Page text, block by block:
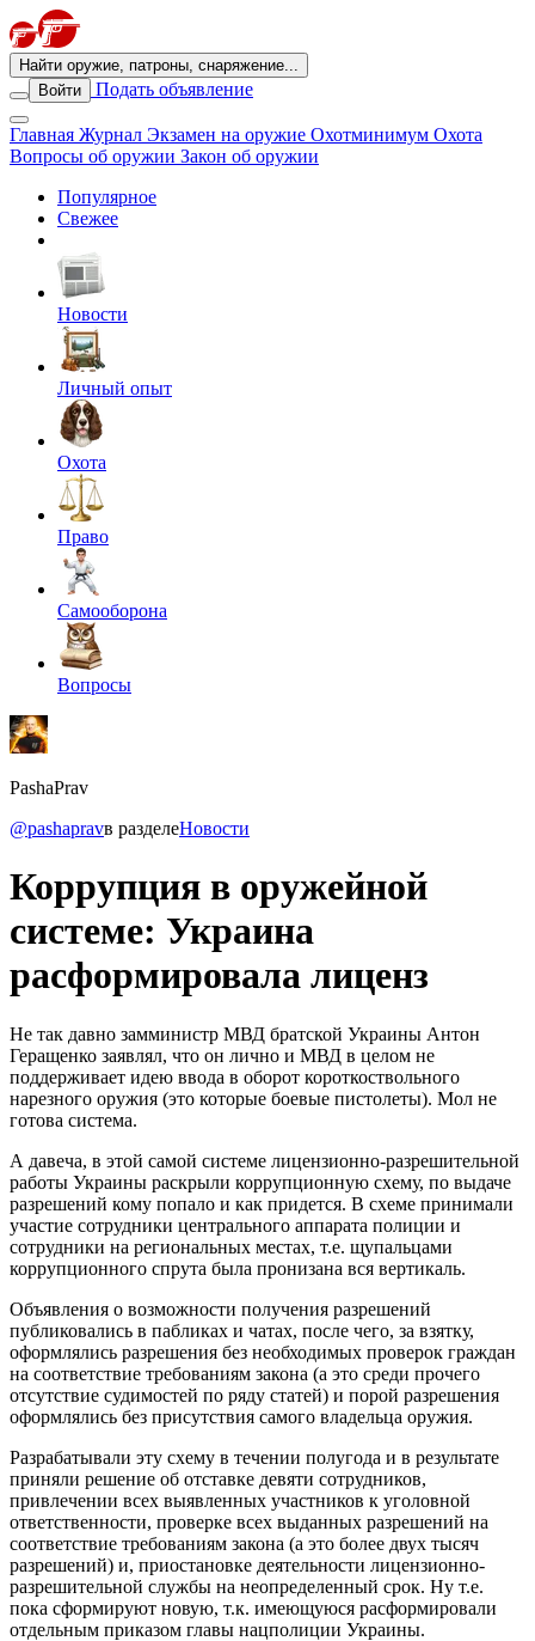
Найти оружие, патроны, снаряжение...
Войти
Подать объявление
Главная Журнал Экзамен на оружие Охотминимум Охота
Вопросы об оружии Закон об оружии
Популярное
Свежее
Новости
Личный опыт
Охота
Право
Самооборона
Вопросы
PashaPrav
@pashapravв разделеНовости
Коррупция в оружейной
системе: Украина
расформировала лиценз
Не так давно замминистр МВД братской Украины Антон
Геращенко заявлял, что он лично и МВД в целом не
поддерживает идею ввода в оборот короткоствольного
нарезного оружия (это которые боевые пистолеты). Мол не
готова система.
А давеча, в этой самой системе лицензионно-разрешительной
работы Украины раскрыли коррупционную схему, по выдаче
разрешений кому попало и как придется. В схеме принимали
участие сотрудники центрального аппарата полиции и
сотрудники на региональных местах, т.е. щупальцами
коррупционного спрута была пронизана вся вертикаль.
Объявления о возможности получения разрешений
публиковались в пабликах и чатах, после чего, за взятку,
оформлялись разрешения без необходимых проверок граждан
на соответствие требованиям закона (а это среди прочего
отсутствие судимостей по ряду статей) и порой разрешения
оформлялись без присутствия самого владельца оружия.
Разрабатывали эту схему в течении полугода и в результате
приняли решение об отставке девяти сотрудников,
привлечении всех выявленных участников к уголовной
ответственности, проверке всех выданных разрешений на
соответствие требованиям закона (а это более двух тысяч
разрешений) и, приостановке деятельности лицензионно-
разрешительной службы на неопределенный срок. Ну т.е.
пока сформируют новую, т.к. имеющуюся расформировали
отдельным приказом главы нацполиции Украины.